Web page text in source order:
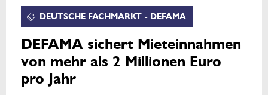
DEUTSCHE FACHMARKT - DEFAMA
DEFAMA sichert Mieteinnahmen
von mehr als 2 Millionen Euro
pro Jahr